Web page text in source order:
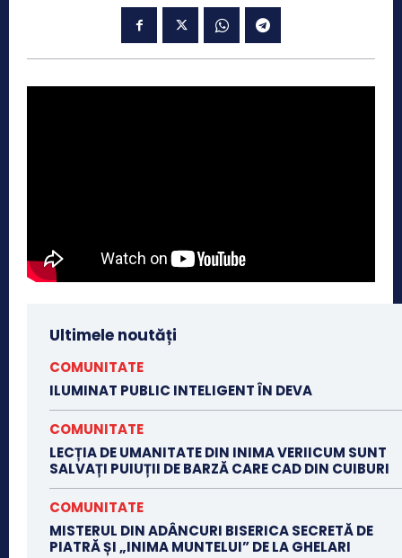
Ultimele noutăți
COMUNITATE
ILUMINAT PUBLIC INTELIGENT ÎN DEVA
COMUNITATE
LECȚIA DE UMANITATE DIN INIMA VERIICUM SUNT
SALVAȚI PUIUȚII DE BARZĂ CARE CAD DIN CUIBURI
COMUNITATE
MISTERUL DIN ADÂNCURI BISERICA SECRETĂ DE
PIATRĂ ȘI „INIMA MUNTELUI” DE LA GHELARI